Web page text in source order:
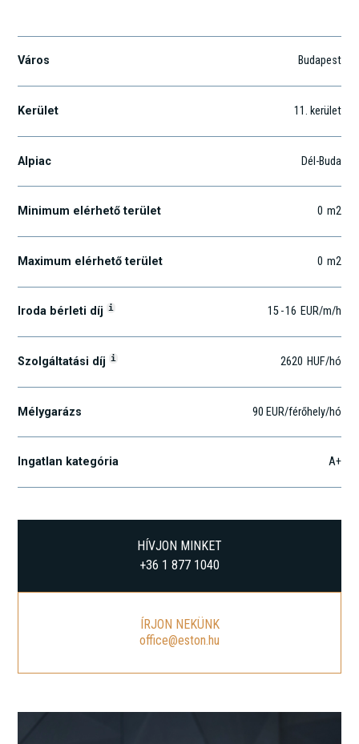
Város Budapest
Kerület 11. kerület
Alpiac Dél-Buda
Minimum elérhető terület 0 m2
Maximum elérhető terület 0 m2
Iroda bérleti díj i 15-16 EUR/m/h
Szolgáltatási díj i 2620 HUF/hó
Mélygarázs 90 EUR/férőhely/hó
Ingatlan kategória A+
HÍVJON MINKET
+36 1 877 1040
ÍRJON NEKÜNK
office@eston.hu